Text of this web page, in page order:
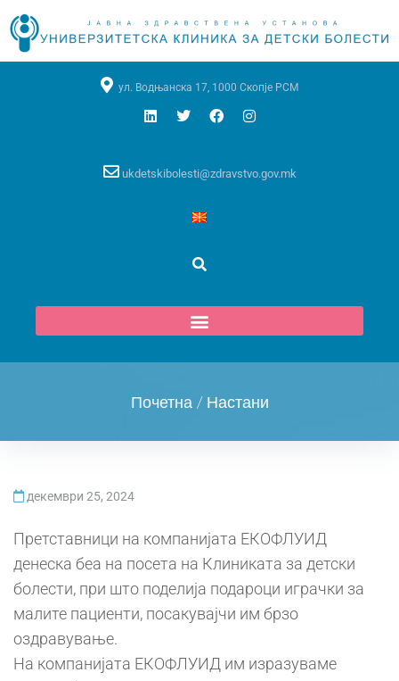
ул. Водњанска 17, 1000 Скопје РСМ
ukdetskibolesti@zdravstvo.gov.mk
Почетна / Настани
декември 25, 2024
Претставници на компанијата ЕКОФЛУИД
денеска беа на посета на Клиниката за детски
болести, при што поделија подароци играчки за
малите пациенти, посакувајчи им брзо
оздравување.
На компанијата ЕКОФЛУИД им изразуваме